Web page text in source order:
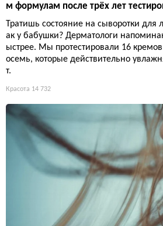
м формулам после трёх лет
Тратишь состояние на сыворотки для
ак у бабушки? Дерматологи
ыстрее. Мы протестировали 16
осемь, которые действительно
т.
Красота 14 732